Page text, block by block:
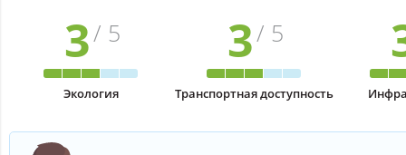
3/ 5
Экология
3/ 5
Транспортная доступность